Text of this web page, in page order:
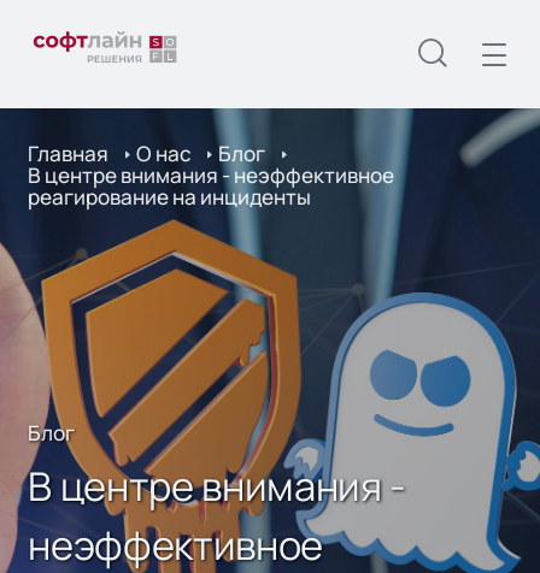
Главная О нас Блог
В центре внимания - неэффективное
реагирование на инциденты
Блог
В центре внимания -
неэффективное